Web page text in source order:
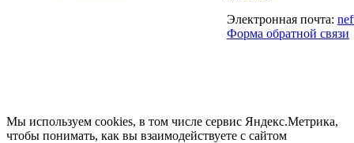
Электронная почта:
Форма обратной связи
Мы используем cookies, в том числе сервис Яндекс.Метрика,
чтобы понимать, как вы взаимодействуете с сайтом